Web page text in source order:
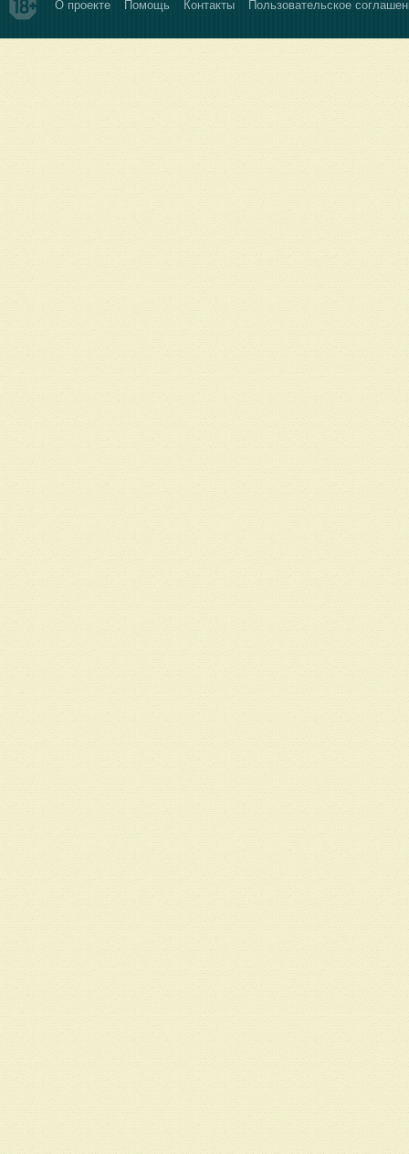
О проекте Помощь Контакты Пользовательское